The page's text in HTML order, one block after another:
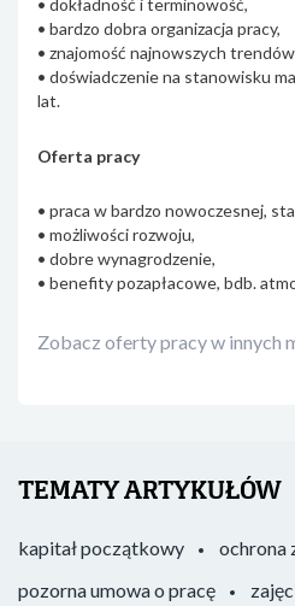
• dokładność i terminowość,
• bardzo dobra organizacja pracy,
• znajomość najnowszych
• doświadczenie na stanowisku
lat.
Oferta pracy
• praca w bardzo nowoczesnej,
• możliwości rozwoju,
• dobre wynagrodzenie,
• benefity pozapłacowe, bdb.
Zobacz oferty pracy w innych
TEMATY ARTYKUŁÓW
kapitał początkowy
ochrona
pozorna umowa o pracę